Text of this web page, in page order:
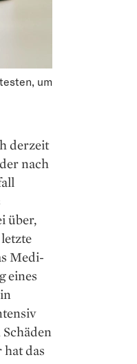
um
derzeit
nach
über,
Medi­
eines
das